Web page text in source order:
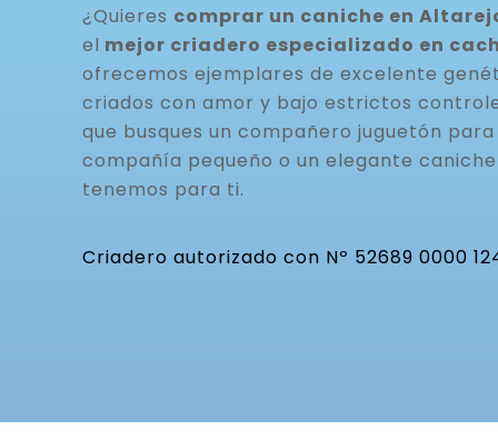
¿Quieres comprar un caniche en
el mejor criadero especializado en
ofrecemos ejemplares de excelente
criados con amor y bajo estrictos
que busques un compañero juguetón
compañía pequeño o un elegante
tenemos para ti.
Criadero autorizado con Nº 52689 0000